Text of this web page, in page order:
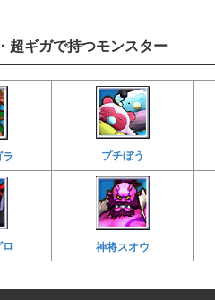
超ギガで持つモンスター
プチぼう
神将スオウ